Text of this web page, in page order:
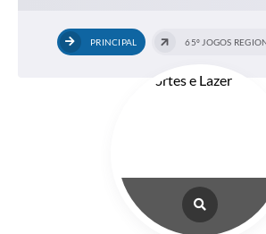
Secretarias PRINCIPAL 65º JOGOS